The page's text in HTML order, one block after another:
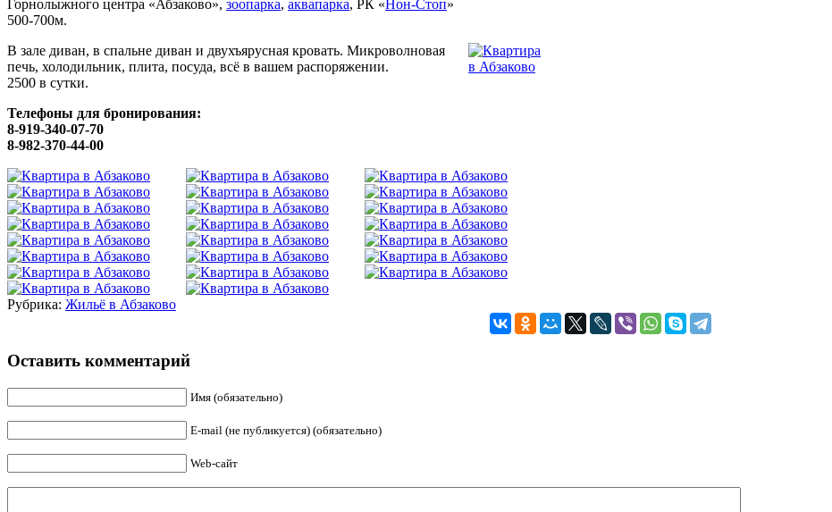
Горнолыжного центра «Абзаково», зоопарка, аквапарка, РК « Нон-Стоп»
500-700м.
В зале диван, в спальне диван и двухъярусная кровать. Микроволновая
печь, холодильник, плита, посуда, всё в вашем распоряжении.
2500 в сутки.
Телефоны для бронирования:
8-919-340-07-70
8-982-370-44-00
Рубрика: Жильё в Абзаково
Оставить комментарий
Имя (обязательно)
E-mail (не публикуется) (обязательно)
Web-сайт